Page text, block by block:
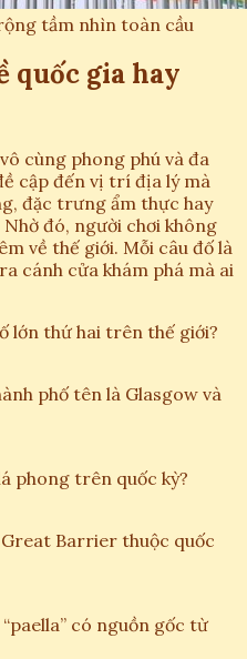
tầm nhìn toàn cầu
quốc gia hay
cùng phong phú và đa
cập đến vị trí địa lý mà
đặc trưng ẩm thực hay
đó, người chơi không
về thế giới. Mỗi câu đố là
cánh cửa khám phá mà ai
lớn thứ hai trên thế giới?
phố tên là Glasgow và
phong trên quốc kỳ?
Great Barrier thuộc quốc
có nguồn gốc từ